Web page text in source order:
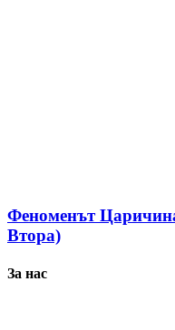
Феноменът
Втора)
За нас